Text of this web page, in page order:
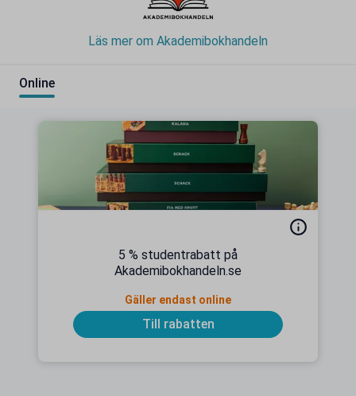
Läs mer om Akademibokhandeln
Online
5 % studentrabatt på
Akademibokhandeln.se
Gäller endast online
Till rabatten